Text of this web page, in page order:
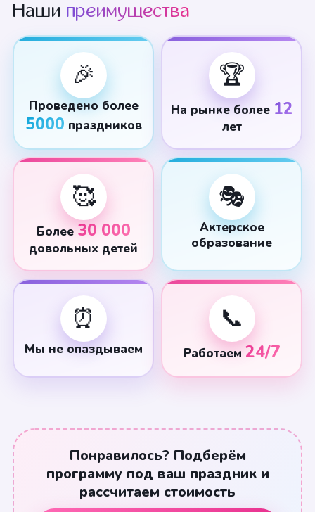
Наши преимущества
🎉
Проведено более
5000 праздников
🏆
На рынке более 12
лет
🥰
Более30 000
довольных детей
🎭
Актерское
образование
⏰
Мы не опаздываем
📞
Работаем 24/7
Понравилось? Подберём
программу под ваш праздник и
рассчитаем стоимость